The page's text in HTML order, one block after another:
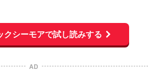
クシーモアで試し読みする
AD